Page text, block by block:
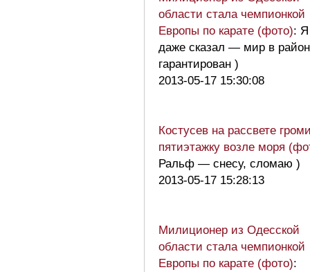
области стала чемпионкой
Европы по карате (фото):
даже сказал — мир в
гарантирован )
2013-05-17 15:30:08
Костусев на рассвете
пятиэтажку возле моря
Ральф — снесу, сломаю )
2013-05-17 15:28:13
Милиционер из Одесской
области стала чемпионкой
Европы по карате (фото):